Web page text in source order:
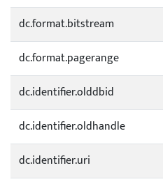
dc.format.bitstream
dc.format.pagerange
dc.identifier.olddbid
dc.identifier.oldhandle
dc.identifier.uri